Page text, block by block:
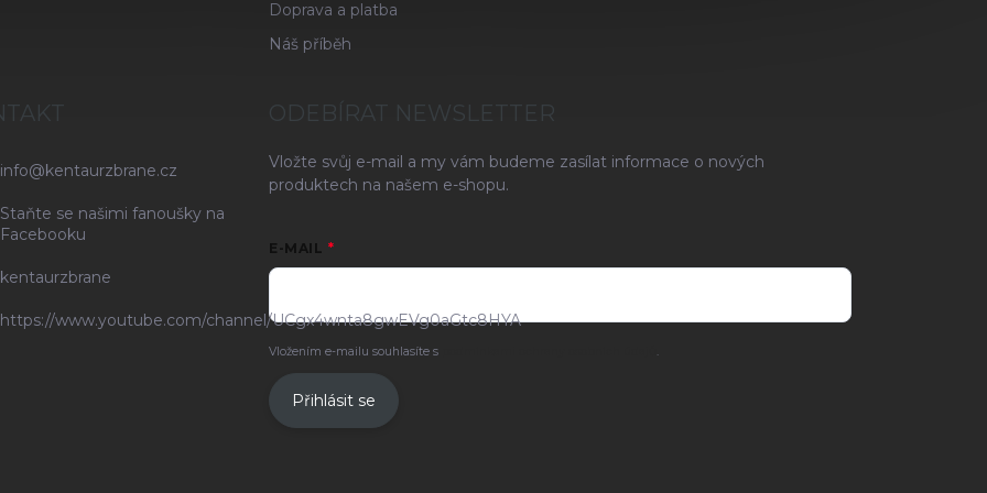
Doprava a platba
Náš příběh
info@kentaurzbrane.cz
Staňte se našimi fanoušky na
Facebooku
kentaurzbrane
https://www.youtube.com/channel/UCgx4wnta8gwEVg0aGtc8HYA
ODEBÍRAT NEWSLETTER
Vložte svůj e-mail a my vám budeme zasílat informace o nových
produktech na našem e-shopu.
E-MAIL
Vložením e-mailu souhlasíte s
Přihlásit se